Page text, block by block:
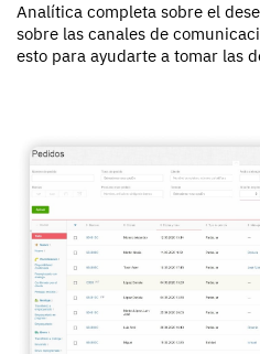
Analítica completa sobre el
sobre las canales de
esto para ayudarte a tomar las